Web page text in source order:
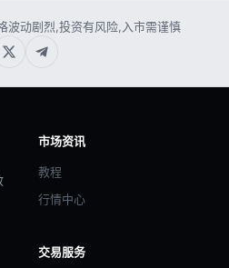
波动剧烈,投资有风险,入市需谨慎
市场资讯
教程
行情中心
交易服务